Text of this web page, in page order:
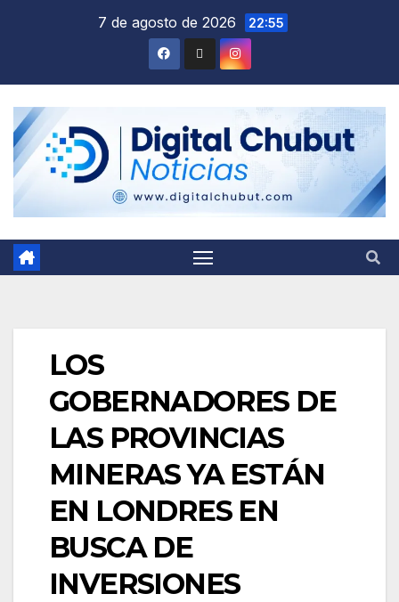
7 de agosto de 2026 22:55
LOS
GOBERNADORES DE
LAS PROVINCIAS
MINERAS YA ESTÁN
EN LONDRES EN
BUSCA DE
INVERSIONES